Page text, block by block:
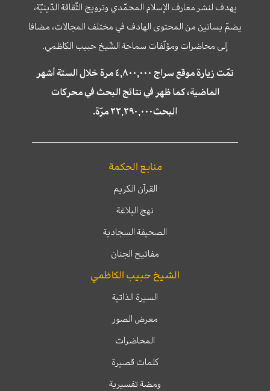
يهدف لنشر معارف الإسلام المحمّدي وترويج الثّقافة الدّينيّة،
يضمّ بساتين من المحتوى الهادف في مختلف المجالات، مضافا
إلى محاضرات ومؤلّفات سماحة الشّيخ حبيب الكاظمي.
تمّت زيارة موقع سراج ٤,٨٠٠,٠٠٠ مرة خلال الستة أشهر
الماضية، كما ظهر في نتائج البحث في محركات
البحث٢٢,٢٩٠,٠٠٠ مرّة.
منابع الحكمة
القرآن الكريم
نهج البلاغة
الصحيفة السجادية
مفاتيح الجنان
الشيخ حبيب الكاظمي
السيرة الذاتية
معرض الصور
المحاضرات
كلمات قصيرة
ومضة تفسيرية